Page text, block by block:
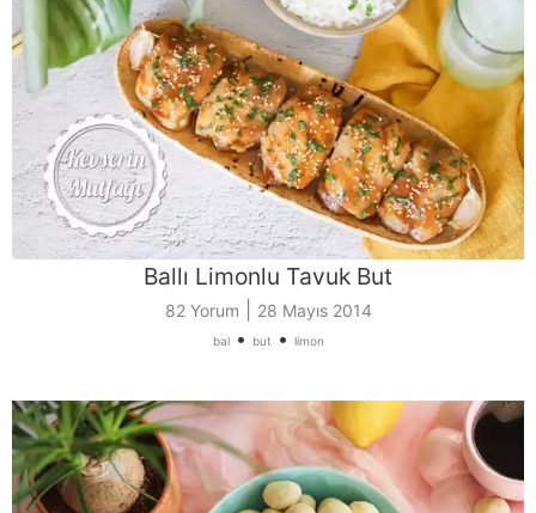
Ballı Limonlu Tavuk But
82 Yorum 28 Mayıs 2014
bal• but • limon